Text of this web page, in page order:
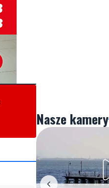
Nasze kamery